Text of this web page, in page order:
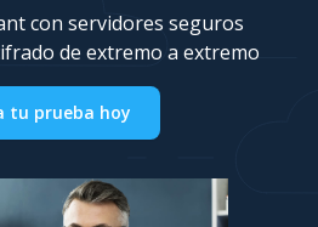
con servidores seguros
de extremo a extremo
tu prueba hoy